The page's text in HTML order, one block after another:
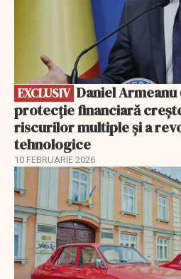
EXCLUSIV
protecție financiară
riscurilor multiple și a
tehnologice
10 FEBRUARIE 2026